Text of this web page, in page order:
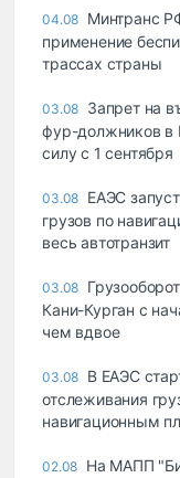
04.08 Минтранс
применение
трассах страны
03.08 Запрет на
фур-должников в
силу с 1 сентября
03.08 ЕАЭС
грузов по
весь автотранзит
03.08
Кани-Курган с
чем вдвое
03.08 В ЕАЭС
отслеживания
навигационным
02.08 На МАПП